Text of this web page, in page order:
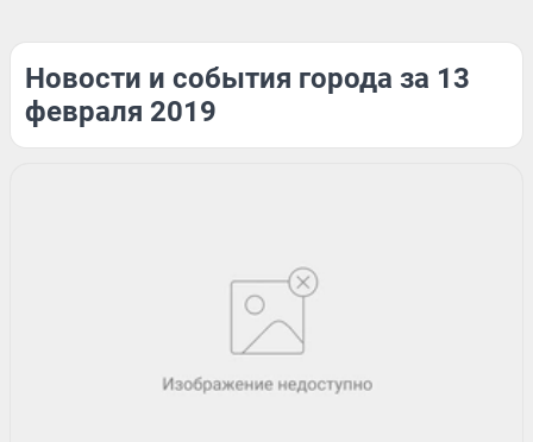
Новости и события города за 13
февраля 2019